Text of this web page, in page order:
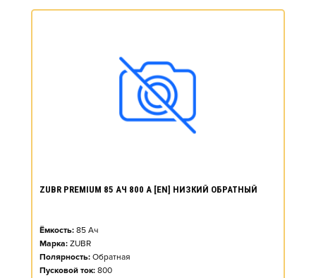
ZUBR PREMIUM 85 АЧ 800 А [EN] НИЗКИЙ ОБРАТНЫЙ
Ёмкость: 85 Ач
Марка: ZUBR
Полярность: Обратная
Пусковой ток: 800